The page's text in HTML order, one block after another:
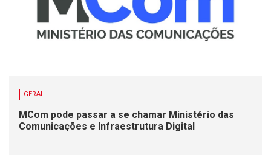
GERAL
MCom pode passar a se chamar Ministério das
Comunicações e Infraestrutura Digital